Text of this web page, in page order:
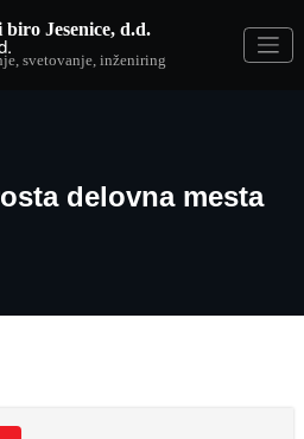
biro Jesenice, d.d.
svetovanje, inženiring
delovna mesta